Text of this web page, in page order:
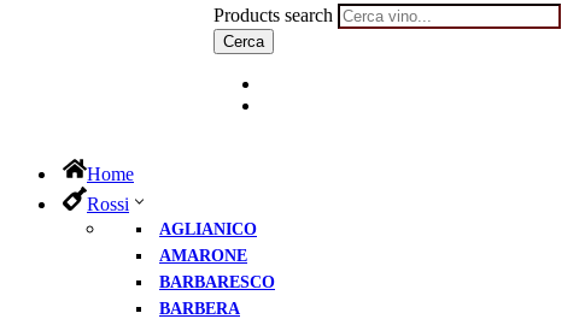
Products search
Cerca
Home
Rossi
AGLIANICO
AMARONE
BARBARESCO
BARBERA